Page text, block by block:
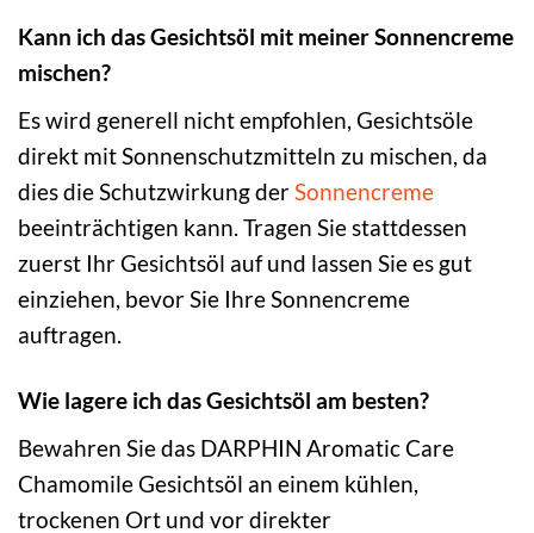
Kann ich das Gesichtsöl mit meiner Sonnencreme
mischen?
Es wird generell nicht empfohlen, Gesichtsöle
direkt mit Sonnenschutzmitteln zu mischen, da
dies die Schutzwirkung derSonnencreme
beeinträchtigen kann. Tragen Sie stattdessen
zuerst Ihr Gesichtsöl auf und lassen Sie es gut
einziehen, bevor Sie Ihre Sonnencreme
auftragen.
Wie lagere ich das Gesichtsöl am besten?
Bewahren Sie das DARPHIN Aromatic Care
Chamomile Gesichtsöl an einem kühlen,
trockenen Ort und vor direkter